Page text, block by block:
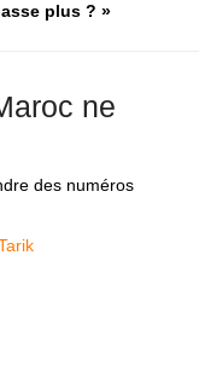
plus ? »
ne
des numéros